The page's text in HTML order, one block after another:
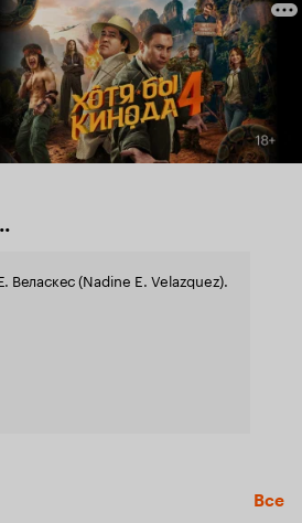
(Nadine E. Velazquez).
Все